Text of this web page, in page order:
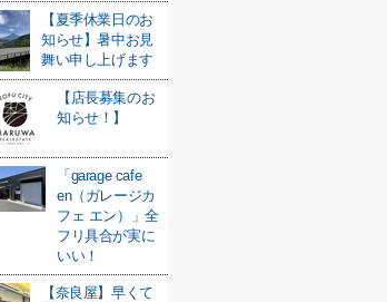
【夏季休業日のお
知らせ】暑中お見
舞い申し上げます
【店長募集のお
知らせ！】
「garage cafe
en（ガレージカ
フェ エン）」全
フリ具合が実に
いい！
【奈良屋】早くて